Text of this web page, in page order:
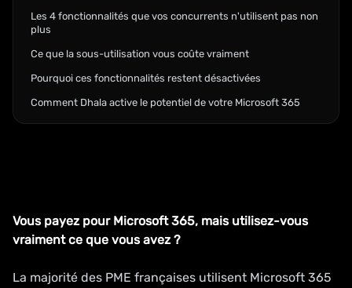
Les 4 fonctionnalités que vos concurrents n'utilisent pas non
plus
Ce que la sous-utilisation vous coûte vraiment
Pourquoi ces fonctionnalités restent désactivées
Comment Dhala active le potentiel de votre Microsoft 365
Vous payez pour Microsoft 365, mais utilisez-vous
vraiment ce que vous avez ?
La majorité des PME françaises utilisent Microsoft 365